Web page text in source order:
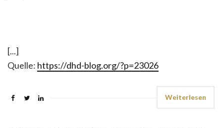
[...]
Quelle: https://dhd-blog.org/?p=23026
Weiterlesen